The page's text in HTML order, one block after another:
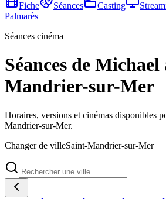
Fiche
Séances Casting
Palmarès
Séances cinéma
Séances de
Mandrier-sur-Mer
Horaires, versions et cinémas disponibles
Mandrier-sur-Mer.
Changer de villeSaint-Mandrier-sur-Mer